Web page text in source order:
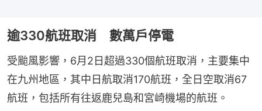
逾330航班取消 數萬戶停電
受颱風影響，6月2日超過330個航班取消，主要集中
在九州地區，其中日航取消170航班，全日空取消67
航班，包括所有往返鹿兒島和宮崎機場的航班。